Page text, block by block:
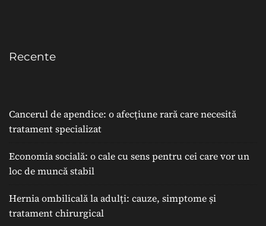
Recente
Cancerul de apendice: o afecțiune rară care necesită
tratament specializat
Economia socială: o cale cu sens pentru cei care vor un
loc de muncă stabil
Hernia ombilicală la adulți: cauze, simptome și
tratament chirurgical